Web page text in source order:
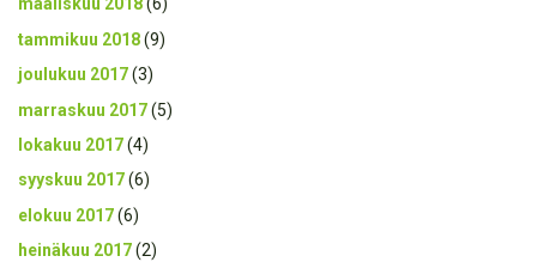
maaliskuu 2018(6)
tammikuu 2018(9)
joulukuu 2017(3)
marraskuu 2017(5)
lokakuu 2017(4)
syyskuu 2017(6)
elokuu 2017(6)
heinäkuu 2017(2)